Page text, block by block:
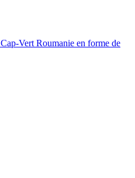
Vert Roumanie en forme de